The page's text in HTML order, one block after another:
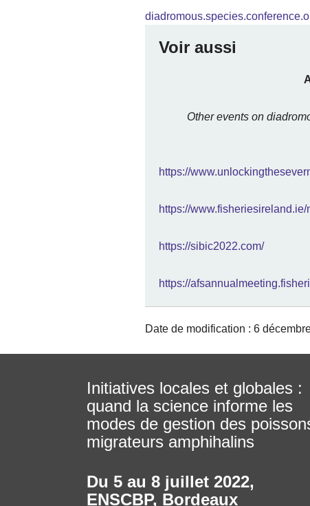
Voir aussi
Other events on
https://
https://
https://sibic2022.com/
https://
Date de modification : 6
Initiatives locales et globales :
quand la science informe les
modes de gestion des
migrateurs amphihalins
Du 5 au 8 juillet 2022,
ENSCBP, Bordeaux